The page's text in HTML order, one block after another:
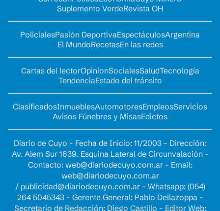
Suplemento VerdeRevista OH
PolicialesPasión DeportivaEspectáculosArgentina
El MundoRecetasEn las redes
Cartas del lectorOpinionSocialesSaludTecnología
TendenciaEstado del tránsito
ClasificadosInmueblesAutomotoresEmpleosServicios
Avisos Fúnebres y MisasEdictos
Diario de Cuyo - Fecha de Inicio: 11/2003 - Dirección:
Av. Alem Sur 1639. Esquina Lateral de Circunvalación -
Contacto: web@diariodecuyo.com.ar- Email:
web@diariodecuyo.com.ar
/ publicidad@diariodecuyo.com.ar- Whatsapp: (054)
264 5045343 - Gerente General: Pablo Dellazoppa -
Secretario de Redacción: Diego Castillo - Editor Web: